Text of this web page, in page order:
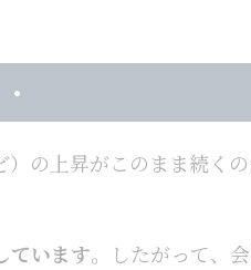
の上昇がこのまま続く
ています。したがって、